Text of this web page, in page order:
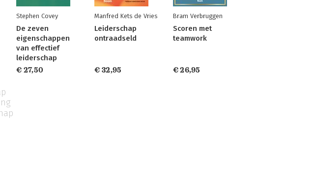
Stephen Covey
De zeven
eigenschappen
van effectief
leiderschap
€ 27,50
Manfred Kets de Vries
Leiderschap
ontraadseld
€ 32,95
Bram Verbruggen
Scoren met
teamwork
€ 26,95